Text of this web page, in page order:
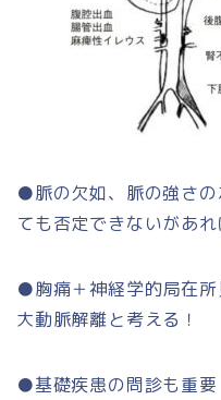
●脈の欠如、脈の強さの
ても否定できないがあれ
●胸痛＋神経学的局在
大動脈解離と考える！
●基礎疾患の問診も重要